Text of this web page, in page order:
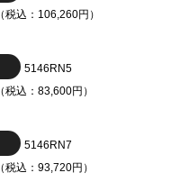
（税込：106,260円）
5146RN5
（税込：83,600円）
5146RN7
（税込：93,720円）